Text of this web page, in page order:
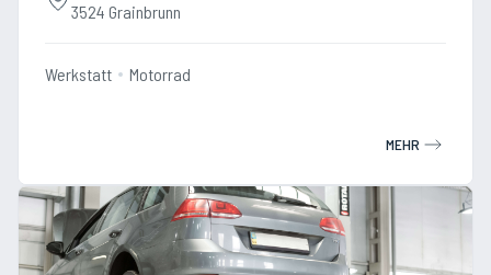
3524 Grainbrunn
Werkstatt Motorrad
MEHR